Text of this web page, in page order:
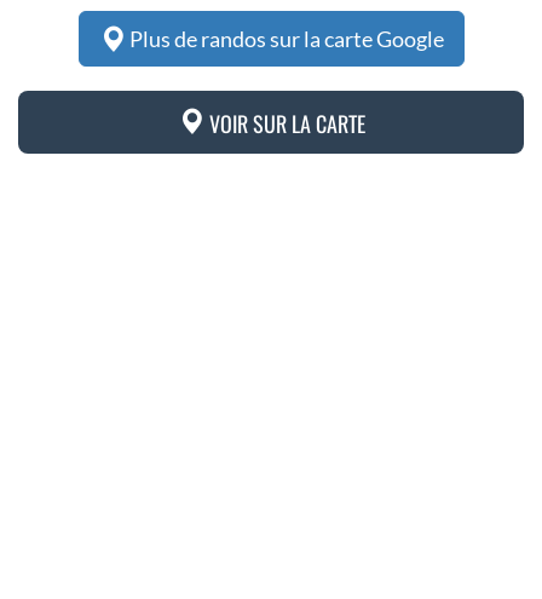
Plus de randos sur la carte Google
VOIR SUR LA CARTE